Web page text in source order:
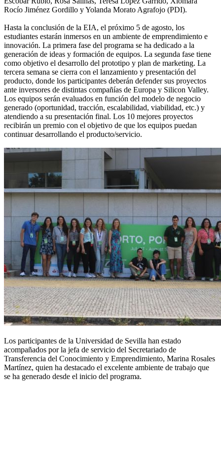
Rocío Jiménez Gordillo y Yolanda Morato Agrafojo (PDI).
Hasta la conclusión de la EIA, el próximo 5 de agosto, los
estudiantes estarán inmersos en un ambiente de emprendimiento e
innovación. La primera fase del programa se ha dedicado a la
generación de ideas y formación de equipos. La segunda fase tiene
como objetivo el desarrollo del prototipo y plan de marketing. La
tercera semana se cierra con el lanzamiento y presentación del
producto, donde los participantes deberán defender sus proyectos
ante inversores de distintas compañías de Europa y Silicon Valley.
Los equipos serán evaluados en función del modelo de negocio
generado (oportunidad, tracción, escalabilidad, viabilidad, etc.) y
atendiendo a su presentación final. Los 10 mejores proyectos
recibirán un premio con el objetivo de que los equipos puedan
continuar desarrollando el producto/servicio.
Los participantes de la Universidad de Sevilla han estado
acompañados por la jefa de servicio del Secretariado de
Transferencia del Conocimiento y Emprendimiento, Marina Rosales
Martínez, quien ha destacado el excelente ambiente de trabajo que
se ha generado desde el inicio del programa.